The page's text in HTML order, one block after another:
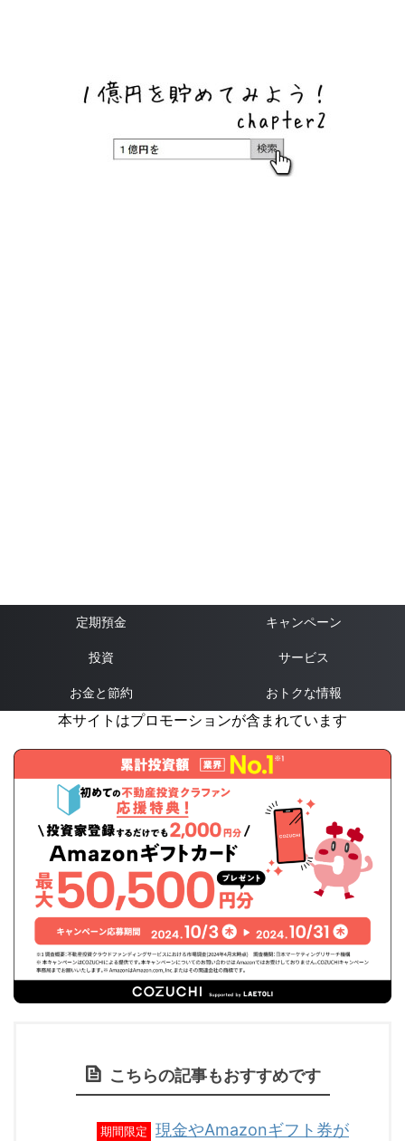
定期預金 キャンペーン
投資 サービス
お金と節約 おトクな情報
本サイトはプロモーションが含まれています
こちらの記事もおすすめです
期間限定
現金やAmazonギフト券が